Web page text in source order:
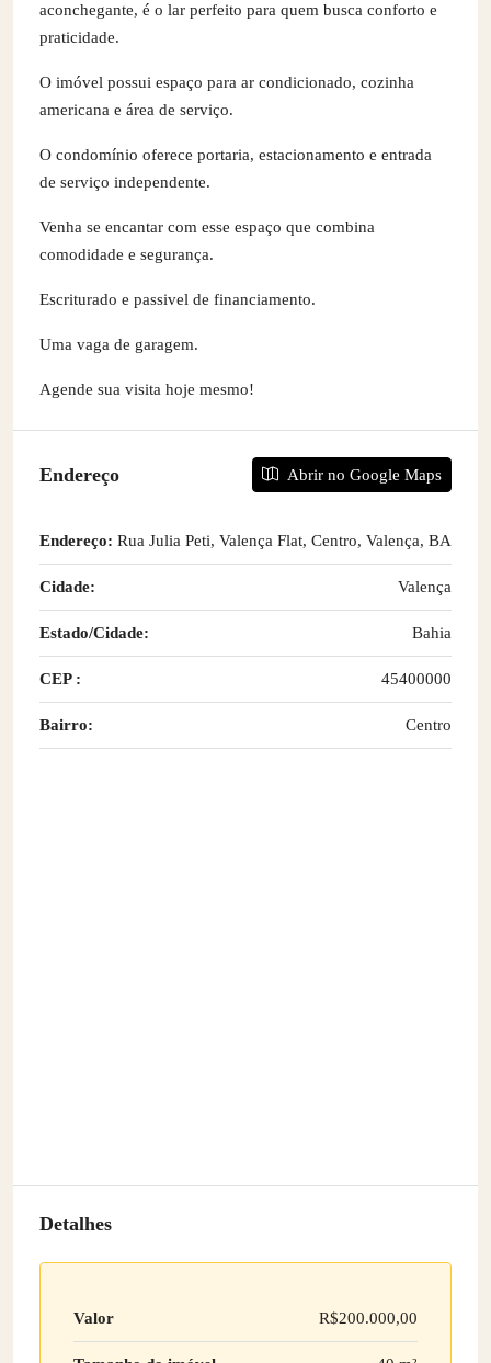
aconchegante, é o lar perfeito para quem busca conforto e
praticidade.
O imóvel possui espaço para ar condicionado, cozinha
americana e área de serviço.
O condomínio oferece portaria, estacionamento e entrada
de serviço independente.
Venha se encantar com esse espaço que combina
comodidade e segurança.
Escriturado e passivel de financiamento.
Uma vaga de garagem.
Agende sua visita hoje mesmo!
Endereço Abrir no Google Maps
Endereço: Rua Julia Peti, Valença Flat, Centro, Valença, BA
Cidade: Valença
Estado/Cidade: Bahia
CEP : 45400000
Bairro: Centro
Detalhes
Valor R$200.000,00